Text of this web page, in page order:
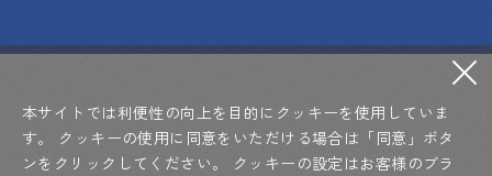
本サイトでは利便性の向上を目的にクッキーを使用していま
す。
クッキーの使用に同意をいただける場合は「同意」ボタ
ンをクリックしてください。
クッキーの設定はお客様のブラ